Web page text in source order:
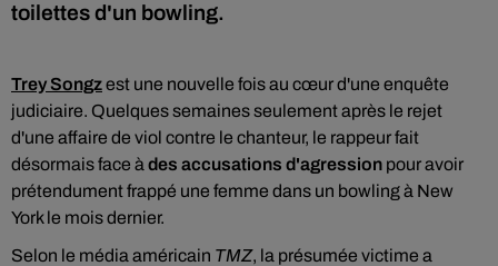
toilettes d'un bowling.
Trey Songzest une nouvelle fois au cœur d'une enquête
judiciaire. Quelques semaines seulement après le rejet
d'une affaire de viol contre le chanteur, le rappeur fait
désormais face à des accusations d'agression pour avoir
prétendument frappé une femme dans un bowling à New
York le mois dernier.
Selon le média américain TMZ, la présumée victime a